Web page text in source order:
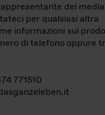
dei
per qualsiasi altra
informazioni sui
di telefono oppure
771510